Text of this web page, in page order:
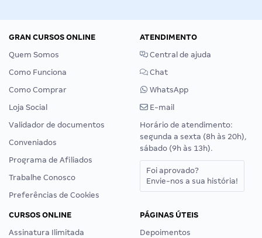
GRAN CURSOS ONLINE
Quem Somos
Como Funciona
Como Comprar
Loja Social
Validador de documentos
Conveniados
Programa de Afiliados
Trabalhe Conosco
Preferências de Cookies
ATENDIMENTO
Central de ajuda
Chat
WhatsApp
E-mail
Horário de atendimento:
segunda a sexta (8h às 20h),
sábado (9h às 13h).
Foi aprovado?
Envie-nos a sua história!
CURSOS ONLINE
Assinatura Ilimitada
PÁGINAS ÚTEIS
Depoimentos